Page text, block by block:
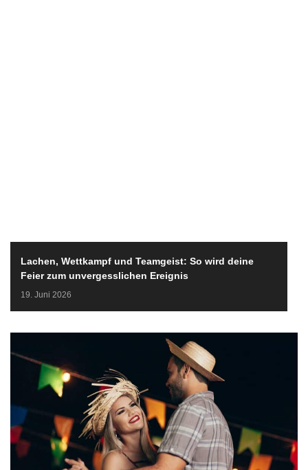
Lachen, Wettkampf und Teamgeist: So wird deine
Feier zum unvergesslichen Ereignis
19. Juni 2026